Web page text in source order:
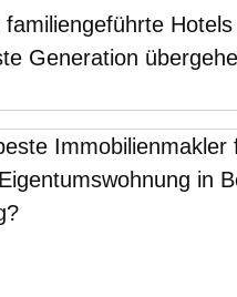
familiengeführte
Generation